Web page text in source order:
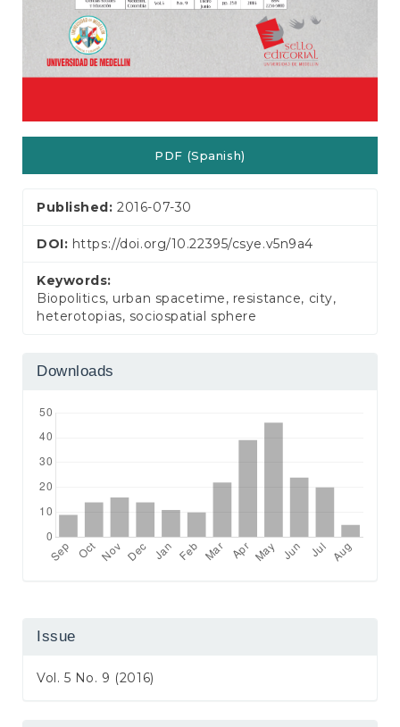
PDF (Spanish)
Published:2016-07-30
DOI: https://doi.org/10.22395/csye.v5n9a4
Keywords:
Biopolitics, urban spacetime, resistance, city,
heterotopias, sociospatial sphere
Downloads
Issue
Vol. 5 No. 9 (2016)